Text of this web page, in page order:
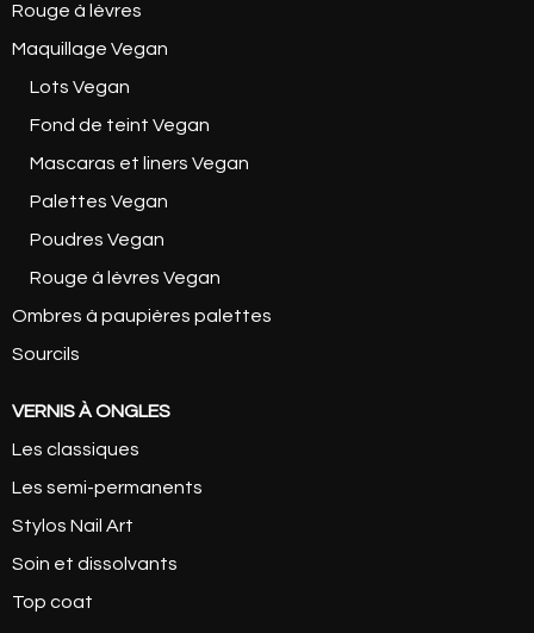
Rouge à lèvres
Maquillage Vegan
Lots Vegan
Fond de teint Vegan
Mascaras et liners Vegan
Palettes Vegan
Poudres Vegan
Rouge à lèvres Vegan
Ombres à paupières palettes
Sourcils
VERNIS À ONGLES
Les classiques
Les semi-permanents
Stylos Nail Art
Soin et dissolvants
Top coat